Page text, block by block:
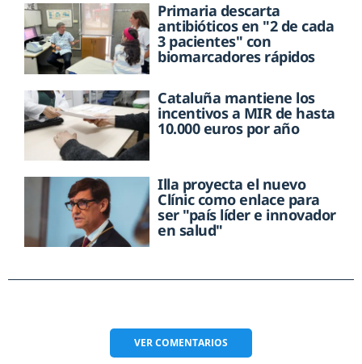
Primaria descarta
antibióticos en "2 de cada
3 pacientes" con
biomarcadores rápidos
Cataluña mantiene los
incentivos a MIR de hasta
10.000 euros por año
Illa proyecta el nuevo
Clínic como enlace para
ser "país líder e innovador
en salud"
VERCOMENTARIOS